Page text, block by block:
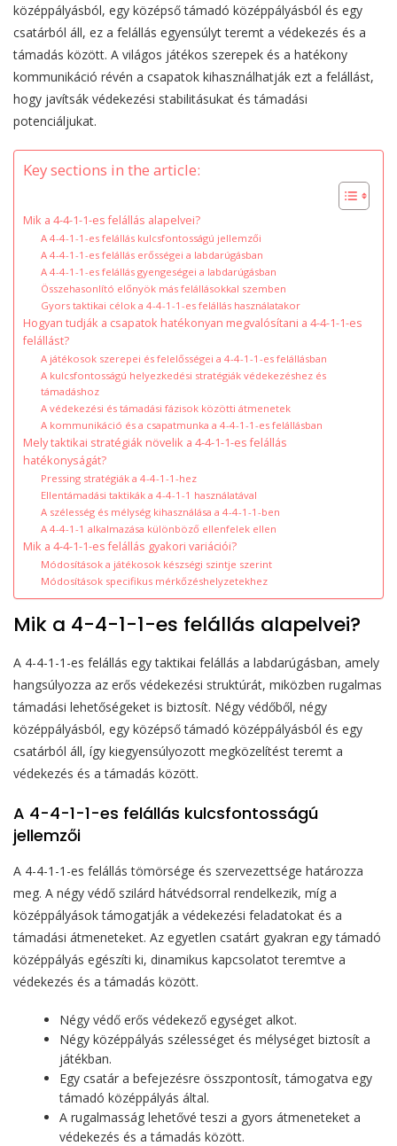
középpályásból, egy középső támadó középpályásból és egy
csatárból áll, ez a felállás egyensúlyt teremt a védekezés és a
támadás között. A világos játékos szerepek és a hatékony
kommunikáció révén a csapatok kihasználhatják ezt a felállást,
hogy javítsák védekezési stabilitásukat és támadási
potenciáljukat.
Key sections in the article:
Mik a 4-4-1-1-es felállás alapelvei?
A 4-4-1-1-es felállás kulcsfontosságú jellemzői
A 4-4-1-1-es felállás erősségei a labdarúgásban
A 4-4-1-1-es felállás gyengeségei a labdarúgásban
Összehasonlító előnyök más felállásokkal szemben
Gyors taktikai célok a 4-4-1-1-es felállás használatakor
Hogyan tudják a csapatok hatékonyan megvalósítani a 4-4-1-1-es
felállást?
A játékosok szerepei és felelősségei a 4-4-1-1-es felállásban
A kulcsfontosságú helyezkedési stratégiák védekezéshez és
támadáshoz
A védekezési és támadási fázisok közötti átmenetek
A kommunikáció és a csapatmunka a 4-4-1-1-es felállásban
Mely taktikai stratégiák növelik a 4-4-1-1-es felállás
hatékonyságát?
Pressing stratégiák a 4-4-1-1-hez
Ellentámadási taktikák a 4-4-1-1 használatával
A szélesség és mélység kihasználása a 4-4-1-1-ben
A 4-4-1-1 alkalmazása különböző ellenfelek ellen
Mik a 4-4-1-1-es felállás gyakori variációi?
Módosítások a játékosok készségi szintje szerint
Módosítások specifikus mérkőzéshelyzetekhez
Mik a 4-4-1-1-es felállás alapelvei?
A 4-4-1-1-es felállás egy taktikai felállás a labdarúgásban, amely
hangsúlyozza az erős védekezési struktúrát, miközben rugalmas
támadási lehetőségeket is biztosít. Négy védőből, négy
középpályásból, egy középső támadó középpályásból és egy
csatárból áll, így kiegyensúlyozott megközelítést teremt a
védekezés és a támadás között.
A 4-4-1-1-es felállás kulcsfontosságú
jellemzői
A 4-4-1-1-es felállás tömörsége és szervezettsége határozza
meg. A négy védő szilárd hátvédsorral rendelkezik, míg a
középpályások támogatják a védekezési feladatokat és a
támadási átmeneteket. Az egyetlen csatárt gyakran egy támadó
középpályás egészíti ki, dinamikus kapcsolatot teremtve a
védekezés és a támadás között.
Négy védő erős védekező egységet alkot.
Négy középpályás szélességet és mélységet biztosít a
játékban.
Egy csatár a befejezésre összpontosít, támogatva egy
támadó középpályás által.
A rugalmasság lehetővé teszi a gyors átmeneteket a
védekezés és a támadás között.